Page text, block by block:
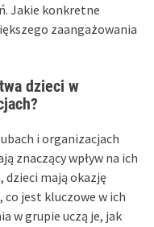
Jakie konkretne
zaangażowania
dzieci w
i organizacjach
znaczący wpływ na ich
dzieci mają okazję
, co jest kluczowe w ich
w grupie uczą je, jak